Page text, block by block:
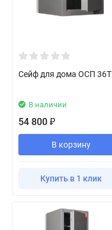
Сейф для дома ОСП 36Т
В наличии
54 800 ₽
В корзину
Купить в 1 клик